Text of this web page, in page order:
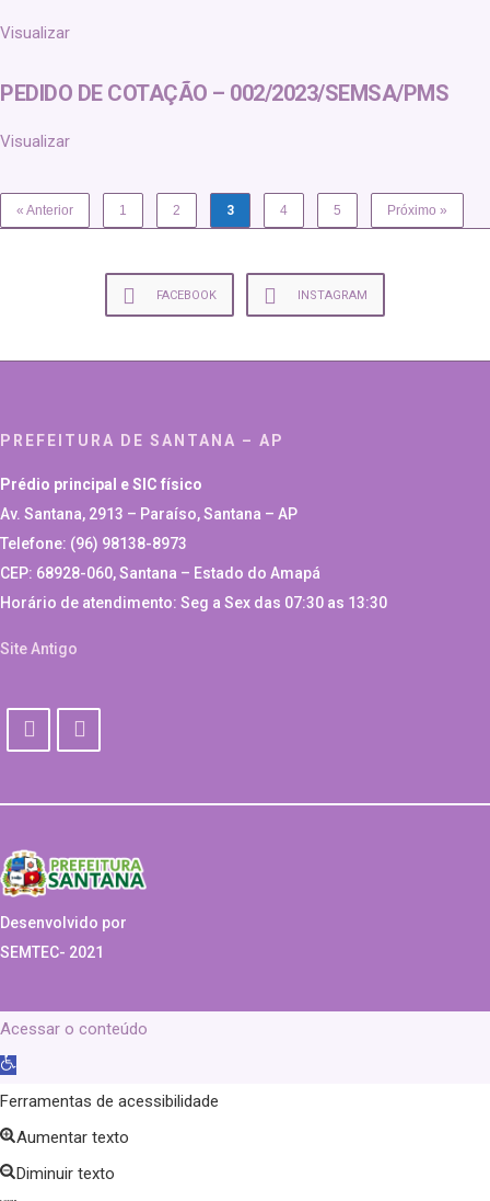
Visualizar
PEDIDO DE COTAÇÃO – 002/2023/SEMSA/PMS
Visualizar
« Anterior 1 2 3 4 5 Próximo »
FACEBOOK INSTAGRAM
PREFEITURA DE SANTANA – AP
Prédio principal e SIC físico
Av. Santana, 2913 – Paraíso, Santana – AP
Telefone: (96) 98138-8973
CEP: 68928-060, Santana – Estado do Amapá
Horário de atendimento: Seg a Sex das 07:30 as 13:30
Site Antigo
Desenvolvido por
SEMTEC- 2021
Acessar o conteúdo
Abrir
a
barra
de
Ferramentas de acessibilidade
Aumentar texto
Diminuir texto